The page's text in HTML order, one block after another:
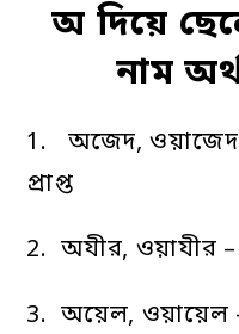
অ দিয়ে
নাম
1. অজেদ, ওয়াজেদ
প্রাপ্ত
2. অযীর, ওয়াযীর –
3. অয়েল, ওয়ায়েল –